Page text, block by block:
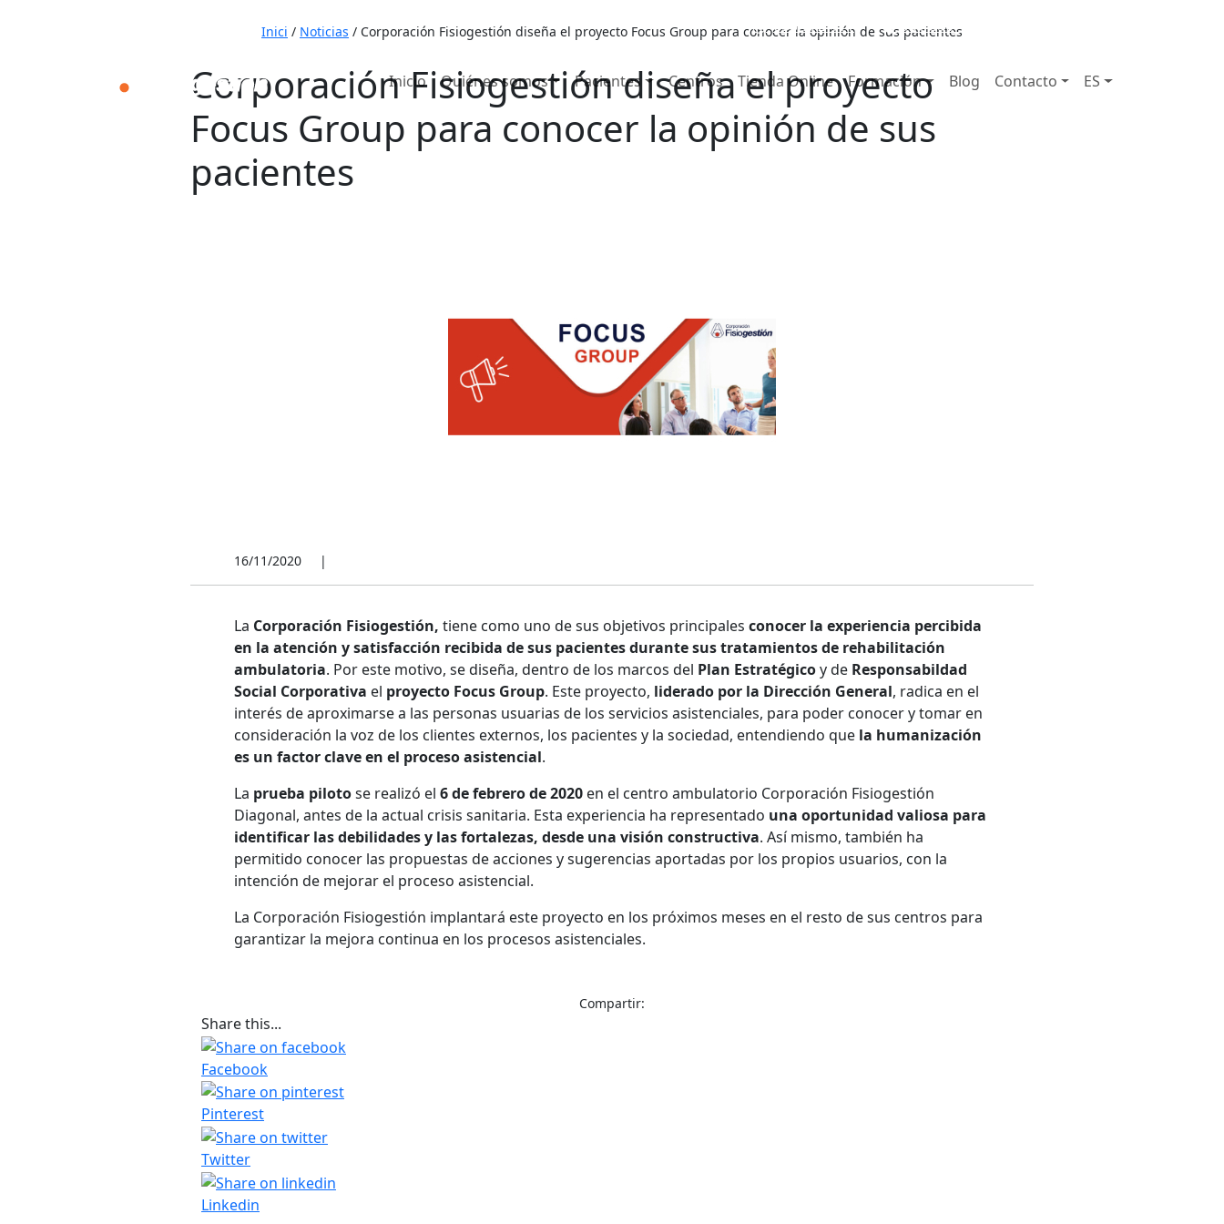
653 772 111 931 890 441
Inicio Quiénes somos Pacientes Centros Tienda Online Formación Blog Contacto ES
Inici / Noticias / Corporación Fisiogestión diseña el proyecto Focus Group para conocer la opinión de sus pacientes
Corporación Fisiogestión diseña el proyecto
Focus Group para conocer la opinión de sus
pacientes
16/11/2020 |
La Corporación Fisiogestión, tiene como uno de sus objetivos principales conocer la experiencia percibida
en la atención y satisfacción recibida de sus pacientes durante sus tratamientos de rehabilitación
ambulatoria. Por este motivo, se diseña, dentro de los marcos del Plan Estratégicoy de Responsabildad
Social Corporativa el proyecto Focus Group. Este proyecto, liderado por la Dirección General, radica en el
interés de aproximarse a las personas usuarias de los servicios asistenciales, para poder conocer y tomar en
consideración la voz de los clientes externos, los pacientes y la sociedad, entendiendo que la humanización
es un factor clave en el proceso asistencial.
La prueba pilotose realizó el 6 de febrero de 2020 en el centro ambulatorio Corporación Fisiogestión
Diagonal, antes de la actual crisis sanitaria. Esta experiencia ha representado una oportunidad valiosa para
identificar las debilidades y las fortalezas, desde una visión constructiva. Así mismo, también ha
permitido conocer las propuestas de acciones y sugerencias aportadas por los propios usuarios, con la
intención de mejorar el proceso asistencial.
La Corporación Fisiogestión implantará este proyecto en los próximos meses en el resto de sus centros para
garantizar la mejora continua en los procesos asistenciales.
Compartir:
Share this...
Facebook
Pinterest
Twitter
Linkedin